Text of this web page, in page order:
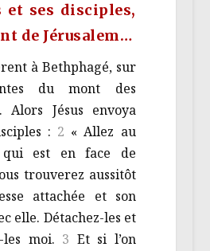
et ses disciples,
de Jérusalem…
à Bethphagé, sur
du mont des
Alors Jésus envoya
: 2 « Allez au
est en face de
trouverez aussitôt
attachée et son
elle. Détachez-les et
les moi. 3 Et si l’on